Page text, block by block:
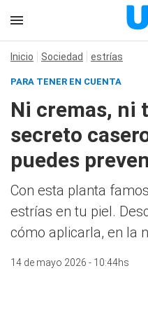
Inicio Sociedad estrías
PARA TENER EN CUENTA
Ni cremas, ni
secreto
puedes
Con esta planta
estrías en tu piel.
cómo aplicarla, en la
14 de mayo 2026 - 10:44hs